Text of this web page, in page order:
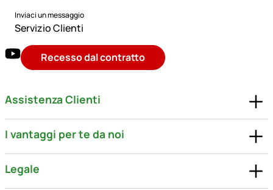
Inviaci un messaggio
Servizio Clienti
Recesso dal contratto
Assistenza Clienti
I vantaggi per te da noi
Legale